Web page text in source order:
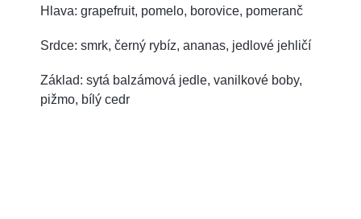
Hlava: grapefruit, pomelo, borovice, pomeranč
Srdce: smrk, černý rybíz, ananas, jedlové jehličí
Základ: sytá balzámová jedle, vanilkové boby,
pižmo, bílý cedr